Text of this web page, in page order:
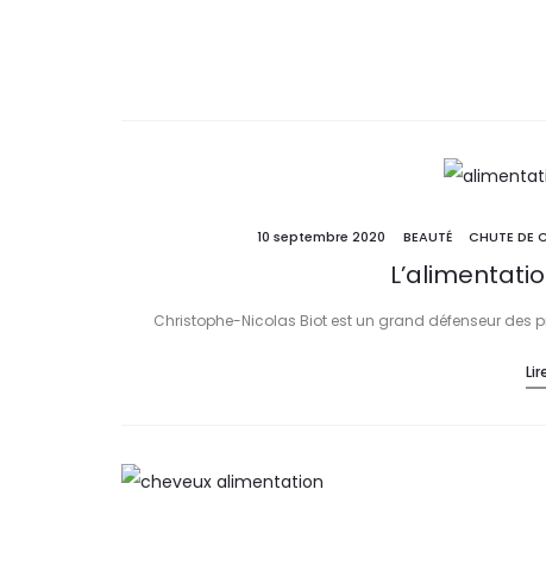
10 septembre 2020 BEAUTÉ CHUTE DE
Christophe-Nicolas Biot est un grand défenseur des